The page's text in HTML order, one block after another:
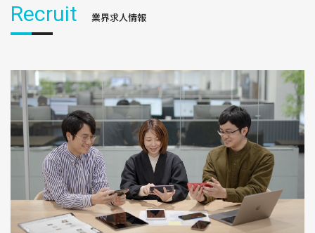
Recruit 業界求人情報